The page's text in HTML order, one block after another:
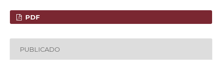
PDF
PUBLICADO